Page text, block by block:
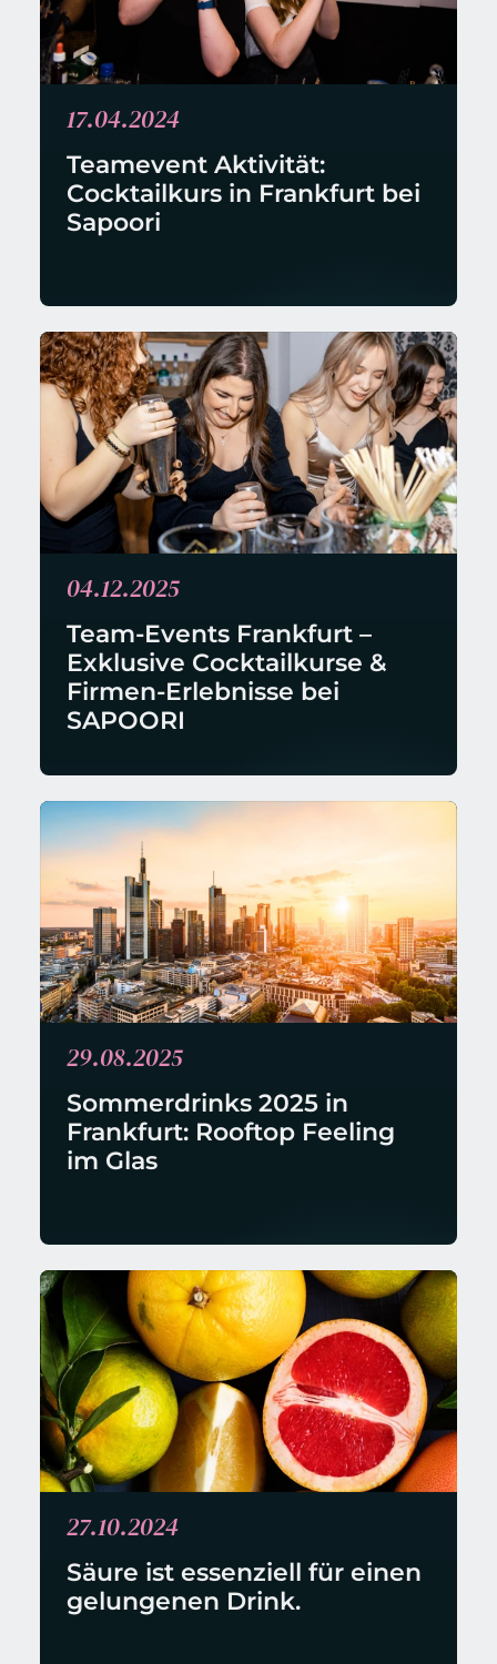
17.04.2024
Teamevent Aktivität:
Cocktailkurs in Frankfurt bei
Sapoori
04.12.2025
Team-Events Frankfurt –
Exklusive Cocktailkurse &
Firmen-Erlebnisse bei
SAPOORI
29.08.2025
Sommerdrinks 2025 in
Frankfurt: Rooftop Feeling
im Glas
27.10.2024
Säure ist essenziell für einen
gelungenen Drink.